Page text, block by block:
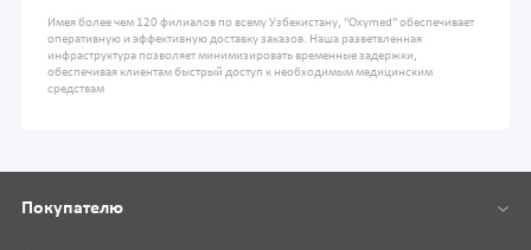
Имея более чем 120 филиалов по всему Узбекистану, "Oxymed" обеспечивает
оперативную и эффективную доставку заказов. Наша разветвленная
инфраструктура позволяет минимизировать временные задержки,
обеспечивая клиентам быстрый доступ к необходимым медицинским
средствам
Покупателю